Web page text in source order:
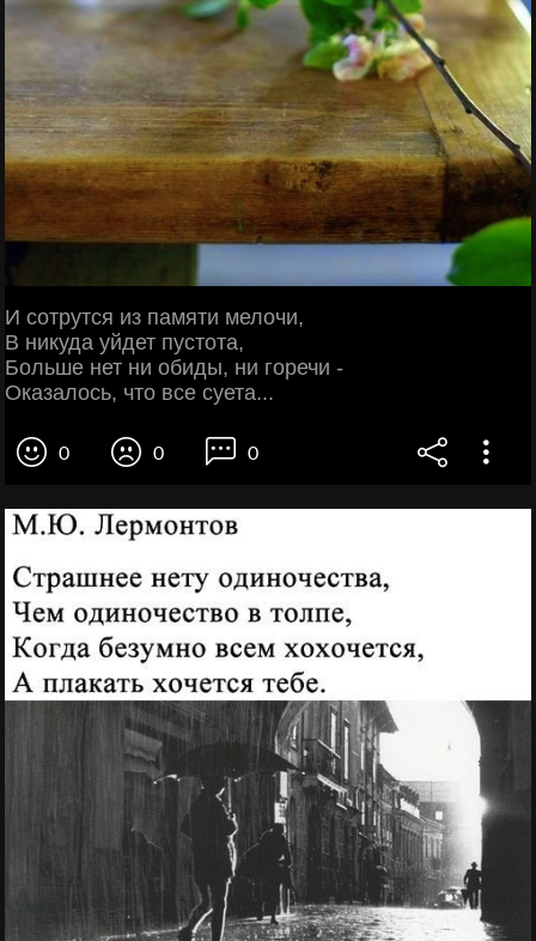
И сотрутся из памяти мелочи,
В никуда уйдет пустота,
Больше нет ни обиды, ни горечи -
Оказалось, что все суета...
0 0 0